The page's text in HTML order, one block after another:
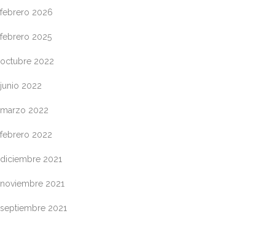
febrero 2026
febrero 2025
octubre 2022
junio 2022
marzo 2022
febrero 2022
diciembre 2021
noviembre 2021
septiembre 2021